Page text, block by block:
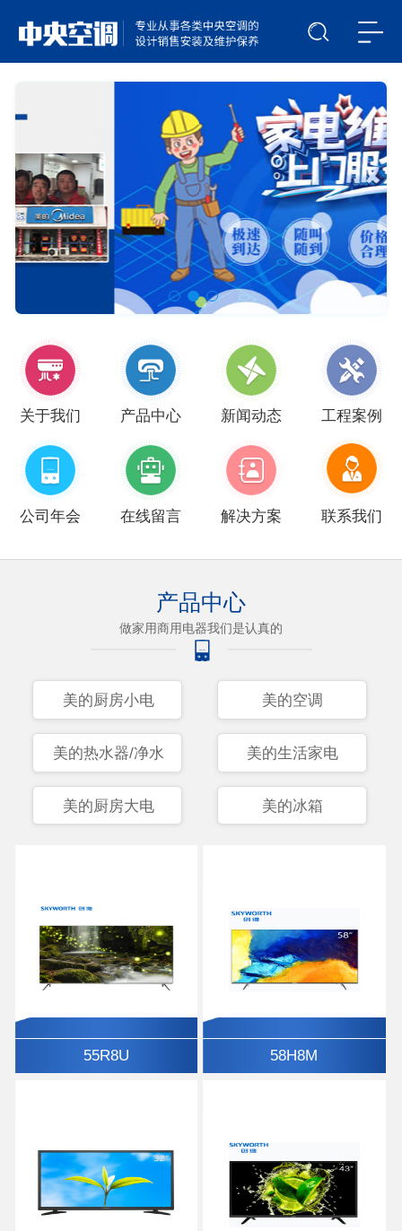
关于我们 产品中心 新闻动态 工程案例
公司年会 在线留言 解决方案 联系我们
产品中心
做家用商用电器我们是认真的
美的厨房小电 美的空调
美的热水器/净水 美的生活家电
美的厨房大电 美的冰箱
55R8U 58H8M